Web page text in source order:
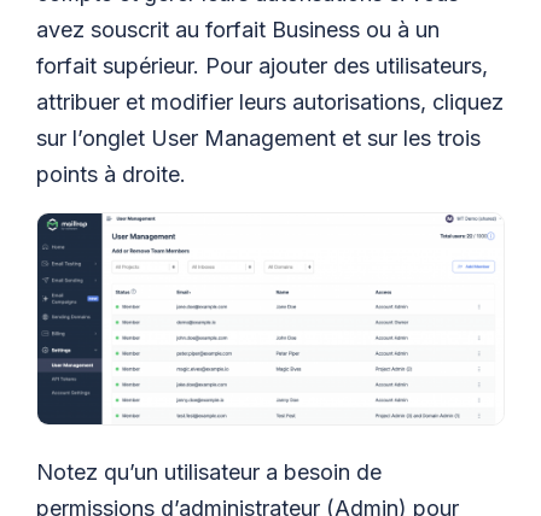
avez souscrit au forfait Business ou à un
forfait supérieur. Pour ajouter des utilisateurs,
attribuer et modifier leurs autorisations, cliquez
sur l’onglet User Management et sur les trois
points à droite.
Notez qu’un utilisateur a besoin de
permissions d’administrateur (Admin) pour